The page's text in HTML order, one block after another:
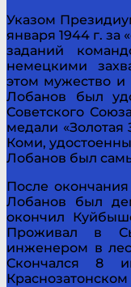
Указом
января 1944 г.
заданий
немецкими
этом мужество и
Лобанов был
Советского
медали
Коми,
Лобанов был
После
Лобанов был
окончил
Проживал в
инженером в
Скончался 8